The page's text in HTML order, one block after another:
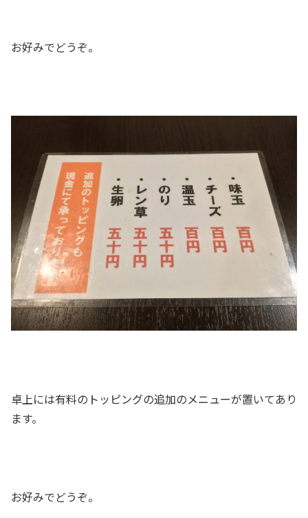
お好みでどうぞ。
卓上には有料のトッピングの追加のメニューが置いてあり
ます。
お好みでどうぞ。